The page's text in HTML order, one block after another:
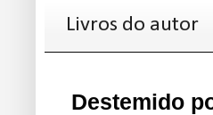
Livros do autor
Destemido